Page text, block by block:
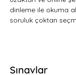
dinleme ile okuma
soruluk çoktan
Sınavlar